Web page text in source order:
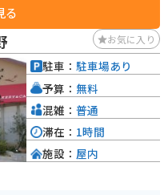
る
お気に入り
駐車： 駐車場あり
予算： 無料
混雑： 普通
滞在： 1時間
施設： 屋内